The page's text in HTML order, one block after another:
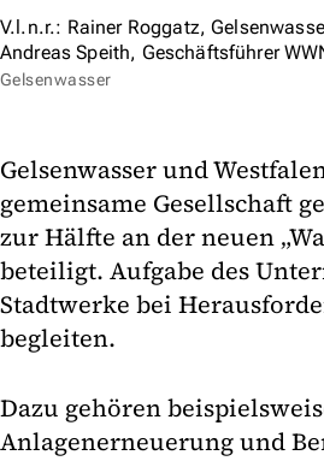
V.l.n.r.: Rainer Roggatz,
Andreas Speith, Geschäftsführer
Gelsenwasser
Gelsenwasser und
gemeinsame Gesellschaft
zur Hälfte an der neuen
beteiligt. Aufgabe des
Stadtwerke bei
begleiten.
Dazu gehören
Anlagenerneuerung und